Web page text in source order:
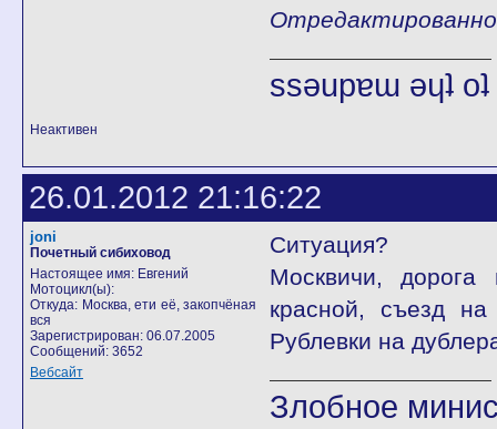
ssǝupɐɯ ǝɥʇ
Неактивен
26.01.2012 21:16:22
joni
Почетный сибиховод
Настоящее имя: Евгений
Мотоцикл(ы):
Откуда: Москва, ети её, закопчёная
вся
Зарегистрирован: 06.07.2005
Сообщений: 3652
Вебсайт
Ситуация?
Москвичи, дорога
красной, съезд
Рублевки на
Злобное